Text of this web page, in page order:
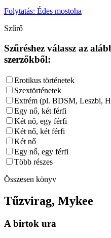
Folytatás: Édes mostoha
Szűrő
Szűréshez válassz az
szerzőkből:
Erotikus történetek
Szextörténetek
Extrém (pl. BDSM, Leszbi,
Egy nő, két férfi
Két nő, egy férfi
Két nő, két férfi
Két nő
Egy nő, egy férfi
Több részes
Összesen könyv
Tűzvirag, Mykee
A birtok ura